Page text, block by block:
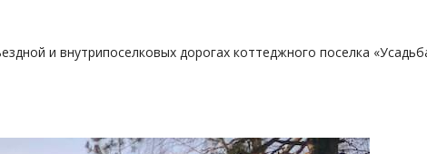
и внутрипоселковых дорогах коттеджного поселка